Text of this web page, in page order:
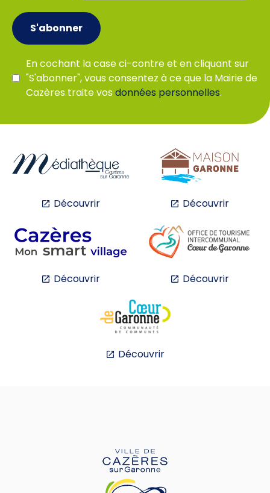
En cochant la case ci-contre et en cliquant sur
"S'abonner", vous consentez à ce que la Mairie de
Cazères traite vosdonnées personnelles.
S'abonner
Découvrir Découvrir
Découvrir Découvrir
Découvrir